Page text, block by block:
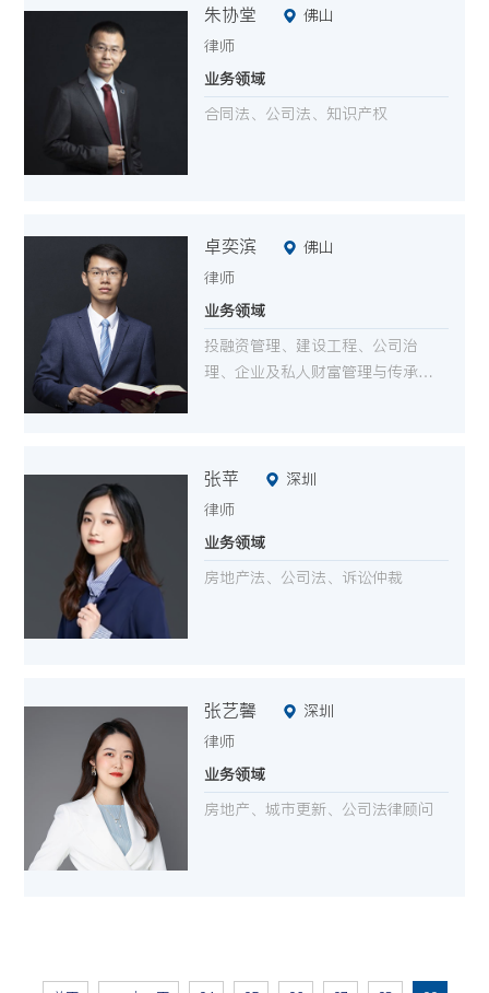
朱协堂
佛山
律师
业务领域
合同法、公司法、知识产权
卓奕滨
佛山
律师
业务领域
投融资管理、建设工程、公司治
理、企业及私人财富管理与传承、
张苹
深圳
律师
业务领域
房地产法、公司法、诉讼仲裁
张艺馨
深圳
律师
业务领域
房地产、城市更新、公司法律顾问